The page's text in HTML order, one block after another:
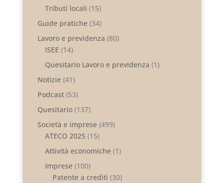
Tributi locali (15)
Guide pratiche(34)
Lavoro e previdenza (80)
ISEE (14)
Quesitario Lavoro e previdenza (1)
Notizie(41)
Podcast(53)
Quesitario(137)
Società e imprese(499)
ATECO 2025 (15)
Attività economiche(1)
Imprese(100)
Patente a crediti (30)